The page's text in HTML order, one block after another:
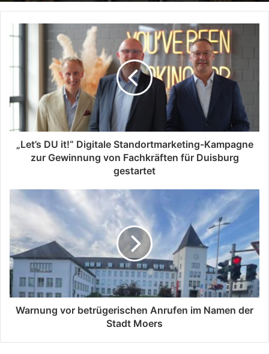
„Let’s DU it!“ Digitale Standortmarketing-Kampagne
zur Gewinnung von Fachkräften für Duisburg
gestartet
Warnung vor betrügerischen Anrufen im Namen der
Stadt Moers